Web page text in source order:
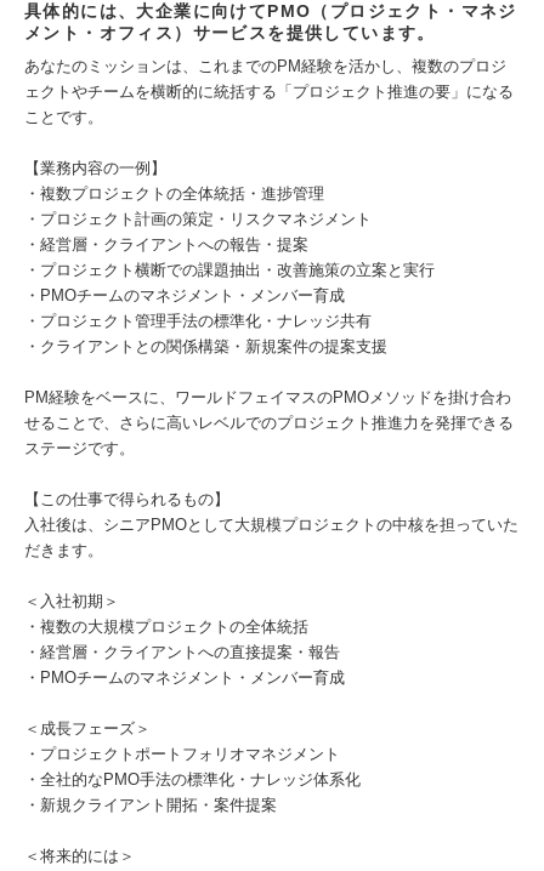
具体的には、大企業に向けてPMO（プロジェクト・マネジ
メント・オフィス）サービスを提供しています。
あなたのミッションは、これまでのPM経験を活かし、複数のプロジ
ェクトやチームを横断的に統括する「プロジェクト推進の要」になる
ことです。
【業務内容の一例】
・複数プロジェクトの全体統括・進捗管理
・プロジェクト計画の策定・リスクマネジメント
・経営層・クライアントへの報告・提案
・プロジェクト横断での課題抽出・改善施策の立案と実行
・PMOチームのマネジメント・メンバー育成
・プロジェクト管理手法の標準化・ナレッジ共有
・クライアントとの関係構築・新規案件の提案支援
PM経験をベースに、ワールドフェイマスのPMOメソッドを掛け合わ
せることで、さらに高いレベルでのプロジェクト推進力を発揮できる
ステージです。
【この仕事で得られるもの】
入社後は、シニアPMOとして大規模プロジェクトの中核を担っていた
だきます。
＜入社初期＞
・複数の大規模プロジェクトの全体統括
・経営層・クライアントへの直接提案・報告
・PMOチームのマネジメント・メンバー育成
＜成長フェーズ＞
・プロジェクトポートフォリオマネジメント
・全社的なPMO手法の標準化・ナレッジ体系化
・新規クライアント開拓・案件提案
＜将来的には＞